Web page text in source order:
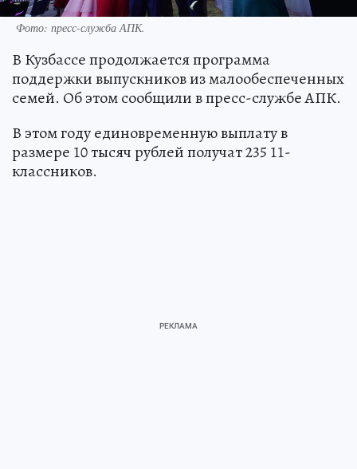
Фото: пресс-служба АПК.
В Кузбассе продолжается программа
поддержки выпускников из малообеспеченных
семей. Об этом сообщили в пресс-службе АПК.
В этом году единовременную выплату в
размере 10 тысяч рублей получат 235 11-
классников.